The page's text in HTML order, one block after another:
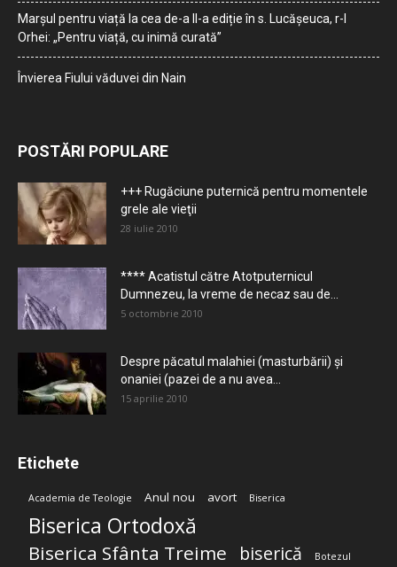
Marșul pentru viață la cea de-a II-a ediție în s. Lucășeuca, r-l
Orhei: „Pentru viață, cu inimă curată”
Învierea Fiului văduvei din Nain
POSTĂRI POPULARE
+++ Rugăciune puternică pentru momentele
grele ale vieţii
28 iulie 2010
**** Acatistul către Atotputernicul
Dumnezeu, la vreme de necaz sau de...
5 octombrie 2010
Despre păcatul malahiei (masturbării) şi
onaniei (pazei de a nu avea...
15 aprilie 2010
Etichete
Academia de Teologie Anul nou avort Biserica
Biserica Ortodoxă
Biserica Sfânta Treime biserică Botezul